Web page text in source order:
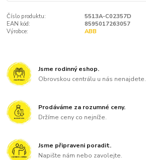
Číslo produktu:
5513A-C02357D
EAN kód:
8595017263057
Výrobce:
ABB
Jsme rodinný eshop.
Obrovskou centrálu u nás nenajdete.
Prodáváme za rozumné ceny.
Držíme ceny co nejníže.
Jsme připraveni poradit.
Napište nám nebo zavolejte.